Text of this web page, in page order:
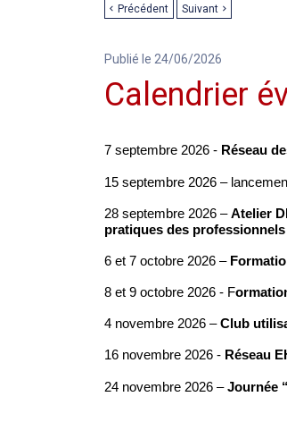
Précédent Suivant
Publié le 24/06/2026
Calendrier
7 septembre 2026 - Réseau
15 septembre 2026 –
28 septembre 2026 –Atelier
pratiques des
6 et 7 octobre 2026 –
8 et 9 octobre 2026 - F
4 novembre 2026 –Club
16 novembre 2026 - Réseau
24 novembre 2026 –Journée